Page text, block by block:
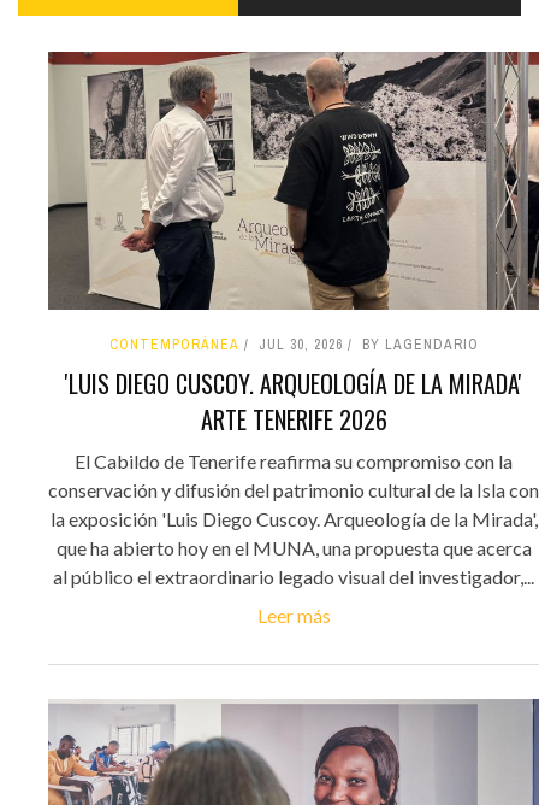
CONTEMPORÁNEA JUL 30, 2026 BY LAGENDARIO
'LUIS DIEGO CUSCOY. ARQUEOLOGÍA DE LA MIRADA'
ARTE TENERIFE 2026
El Cabildo de Tenerife reafirma su compromiso con la
conservación y difusión del patrimonio cultural de la Isla con
la exposición 'Luis Diego Cuscoy. Arqueología de la Mirada',
que ha abierto hoy en el MUNA, una propuesta que acerca
al público el extraordinario legado visual del investigador,...
Leer más